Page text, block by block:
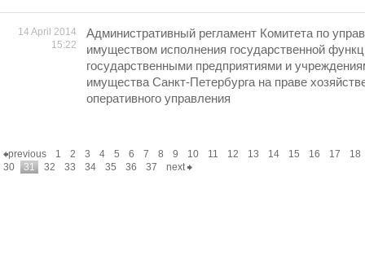
14 April 2014
15:22
Административный регламент Комитета по
имуществом исполнения государственной
государственными предприятиями и
имущества Санкт-Петербурга на праве
оперативного управления
previous 1 2 3 4 5 6 7 8 9 10 11 12 13 14 15 16 17
18
30
31 32 33 34 35 36 37 next